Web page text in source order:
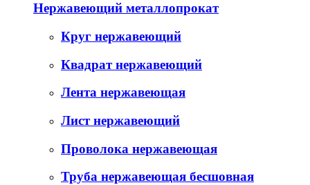
Нержавеющий металлопрокат
Круг нержавеющий
Квадрат нержавеющий
Лента нержавеющая
Лист нержавеющий
Проволока нержавеющая
Труба нержавеющая бесшовная